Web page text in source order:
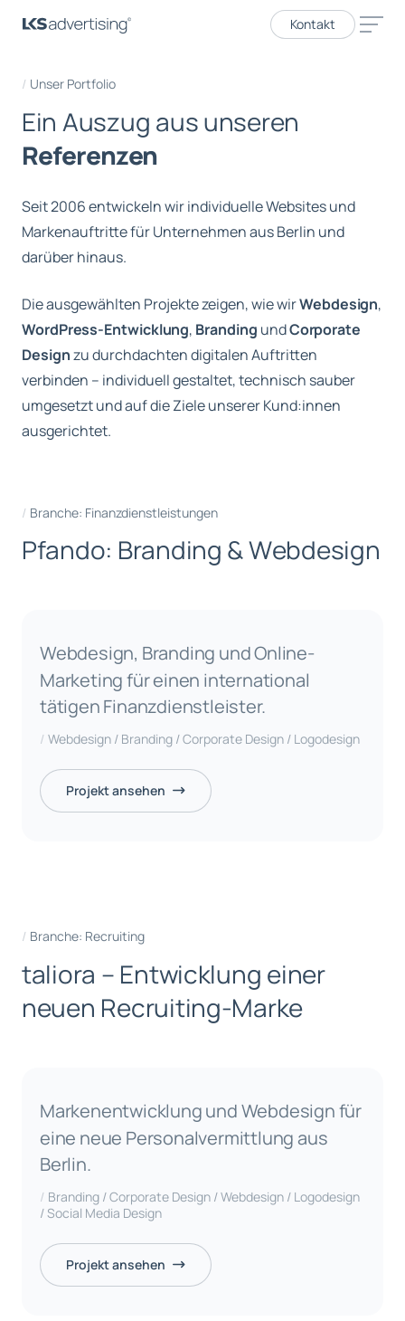
Kontakt
Unser Portfolio
Ein Auszug ausunseren
Referenzen
Seit 2006 entwickeln wir individuelle Websites und
Markenauftritte für Unternehmen aus Berlin und
darüber hinaus.
Die ausgewählten Projekte zeigen, wie wirWebdesign,
WordPress-Entwicklung, Branding undCorporate
Designzu durchdachten digitalen Auftritten
verbinden – individuell gestaltet, technisch sauber
umgesetzt und auf die Ziele unserer Kund:innen
ausgerichtet.
Branche: Finanzdienstleistungen
Pfando: Branding &Webdesign
Webdesign, Branding und Online-
Marketing für einen international
tätigen Finanzdienstleister.
Webdesign / Branding / Corporate Design / Logodesign
Projekt ansehen
Branche: Recruiting
taliora – Entwicklung einer
neuen Recruiting-Marke
Markenentwicklung und Webdesign für
eine neue Personalvermittlung aus
Berlin.
Branding / Corporate Design / Webdesign / Logodesign
/ Social Media Design
Projekt ansehen